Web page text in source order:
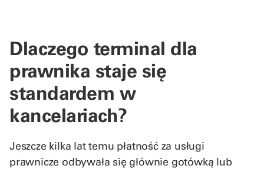
Dlaczego terminal dla
prawnika staje się
standardem w
kancelariach?
Jeszcze kilka lat temu płatność za usługi
prawnicze odbywała się głównie gotówką lub